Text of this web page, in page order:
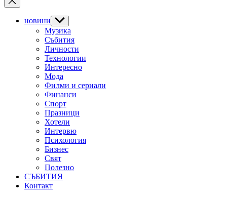
новини Show
sub
menu
Музика
Събития
Личности
Технологии
Интересно
Мода
Филми и сериали
Финанси
Спорт
Празници
Хотели
Интервю
Психология
Бизнес
Свят
Полезно
СЪБИТИЯ
Контакт